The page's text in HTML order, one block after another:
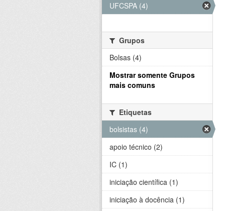
UFCSPA (4)
Grupos
Bolsas (4)
Mostrar somente Grupos
mais comuns
Etiquetas
bolsistas (4)
apoio técnico (2)
IC (1)
iniciação científica (1)
iniciação à docência (1)